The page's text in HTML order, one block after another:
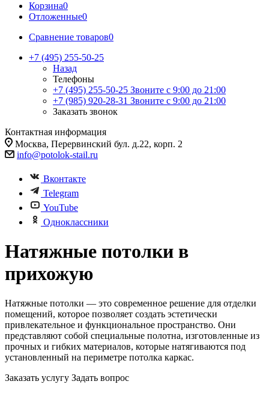
Корзина0
Отложенные0
Сравнение товаров0
+7 (495) 255-50-25
Назад
Телефоны
+7 (495) 255-50-25 Звоните с 9:00 до 21:00
+7 (985) 920-28-31 Звоните с 9:00 до 21:00
Заказать звонок
Контактная информация
Москва, Перервинский бул. д.22, корп. 2
info@potolok-stail.ru
Вконтакте
Telegram
YouTube
Одноклассники
Натяжные потолки в
прихожую
Натяжные потолки — это современное решение для отделки
помещений, которое позволяет создать эстетически
привлекательное и функциональное пространство. Они
представляют собой специальные полотна, изготовленные из
прочных и гибких материалов, которые натягиваются под
установленный на периметре потолка каркас.
Заказать услугу Задать вопрос